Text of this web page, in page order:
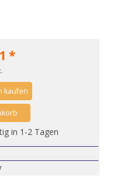
*
kaufen
in 1-2 Tagen